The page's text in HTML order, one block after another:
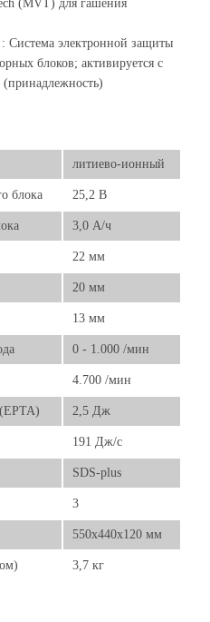
(MVT) для гашения
Система электронной защиты
блоков; активируется с
литиево-ионный
блока 25,2 В
3,0 А/ч
22 мм
20 мм
13 мм
0 - 1.000 /мин
4.700 /мин
2,5 Дж
191 Дж/с
SDS-plus
3
550х440х120 мм
3,7 кг